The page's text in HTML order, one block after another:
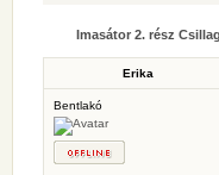
Imasátor 2. rész
Erika
Bentlakó